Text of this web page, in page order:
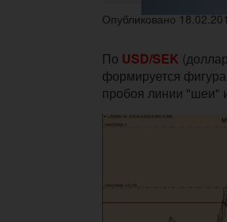
Опубликовано
По USD/SEK
формируется
пробоя линии "шеи"